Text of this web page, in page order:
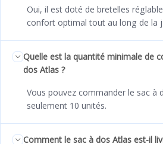
Oui, il est doté de bretelles
confort optimal tout au long de la
Quelle est la quantité minimale de
dos Atlas ?
Vous pouvez commander le sac à
seulement 10 unités.
Comment le sac à dos Atlas est-il